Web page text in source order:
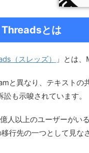
Threadsとは
（スレッズ） 」とは
と異なり、テキストの
訟も示唆されています。
人以上のユーザーがい
行先の一つとして見な